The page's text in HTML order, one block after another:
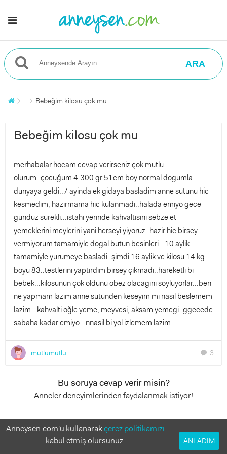
ARA
... Bebeğim kilosu çok mu
Bebeğim kilosu çok mu
merhabalar hocam cevap verirseniz çok mutlu
olurum..çocuğum 4.300 gr 51cm boy normal dogumla
dunyaya geldi..7 ayinda ek gidaya basladim anne sutunu hic
kesmedim, hazirmama hic kulanmadi..halada emiyo gece
gunduz surekli...istahi yerinde kahvaltisini sebze et
yemeklerini meylerini yani herseyi yiyoruz..hazir hic birsey
vermiyorum tamamiyle dogal butun besinleri...10 aylik
tamamiyle yurumeye basladi..şimdi 16 aylik ve kilosu 14 kg
boyu 83..testlerini yaptirdim birsey çıkmadı..hareketli bi
bebek...kilosunun çok oldunu obez olacagini soyluyorlar...ben
ne yapmam lazim anne sutunden keseyim mi nasil beslemem
lazim...kahvalti öğle yeme, meyvesi, aksam yemegi..ggecede
sabaha kadar emiyo...nnasil bi yol izlemem lazim..
mutlumutlu chat 3
Bu soruya cevap verir misin?
Anneler deneyimlerinden faydalanmak istiyor!
3 Cevap
Anneysen.com'u kullanarakçerez politikamızı
kabul etmiş olursunuz.
ANLADIM